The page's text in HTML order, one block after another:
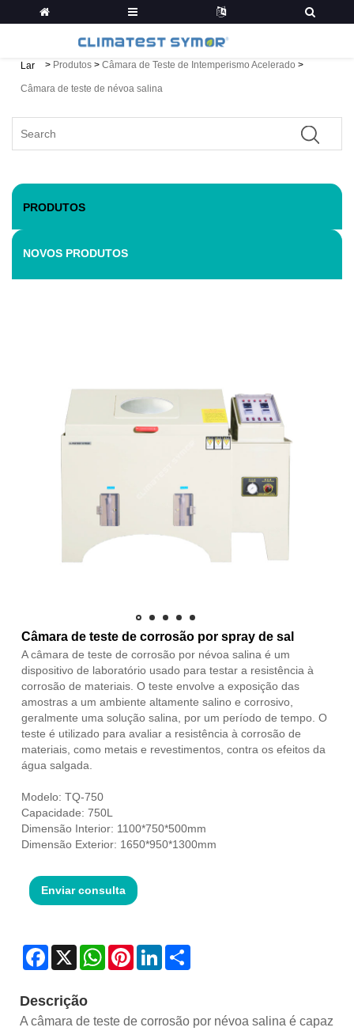
Lar > Produtos > Câmara de Teste de Intemperismo Acelerado >
Câmara de teste de névoa salina
PRODUTOS
NOVOS PRODUTOS
Câmara de teste de corrosão por spray de sal
A câmara de teste de corrosão por névoa salina é um
dispositivo de laboratório usado para testar a resistência à
corrosão de materiais. O teste envolve a exposição das
amostras a um ambiente altamente salino e corrosivo,
geralmente uma solução salina, por um período de tempo. O
teste é utilizado para avaliar a resistência à corrosão de
materiais, como metais e revestimentos, contra os efeitos da
água salgada.
Modelo: TQ-750
Capacidade: 750L
Dimensão Interior: 1100*750*500mm
Dimensão Exterior: 1650*950*1300mm
Enviar consulta
Facebook
X WhatsAppPinterestLinkedIn
Descrição
A câmara de teste de corrosão por névoa salina é capaz